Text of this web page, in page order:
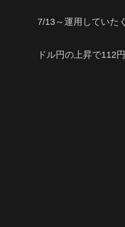
7/13～運用していた
ドル円の上昇で112